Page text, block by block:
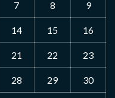
7 8 9
14 15 16
21 22 23
28 29 30